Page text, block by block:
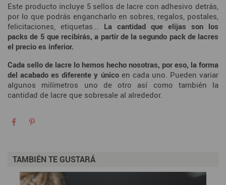
Este producto incluye 5 sellos de lacre con adhesivo detrás,
por lo que podrás engancharlo en sobres, regalos, postales,
felicitaciones, etiquetas... La cantidad que elijas son los
packs de 5 que recibirás, a partir de la segundo pack de lacres
el precio es inferior.
Cada sello de lacre lo hemos hecho nosotras, por eso, la forma
del acabado es diferente y únicoen cada uno. Pueden variar
algunos milímetros uno de otro así como también la
cantidad de lacre que sobresale al alrededor.
TAMBIÉN TE GUSTARÁ